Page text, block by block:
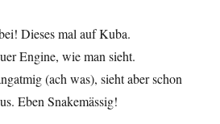
Dieses mal auf Kuba.
Engine, wie man sieht.
(ach was), sieht aber schon
Eben Snakemässig!